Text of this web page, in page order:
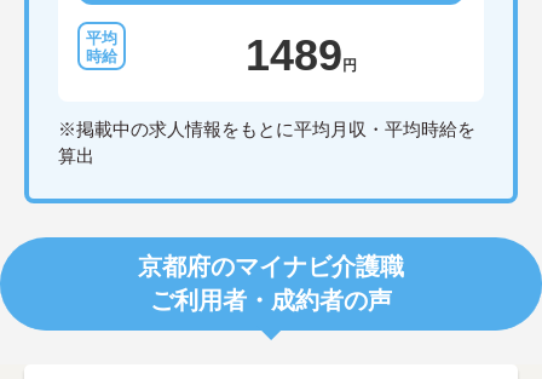
1489 円
※掲載中の求人情報をもとに平均月収・平均時給を
算出
京都府のマイナビ介護職
ご利用者・成約者の声